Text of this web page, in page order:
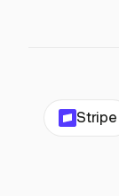
Stripe